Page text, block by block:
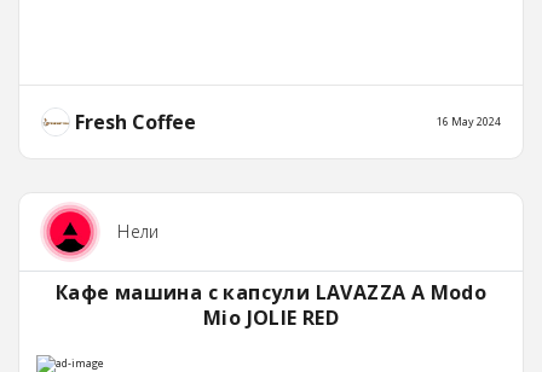
Fresh Coffee 16 May 2024
Нели
Кафе машина с капсули LAVAZZA A Modo
Mio JOLIE RED